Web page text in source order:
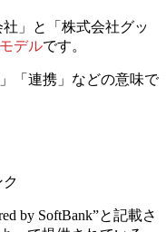
」と「株式会社グッ
デルです。
「連携」などの意味で
by SoftBank”と記載さ